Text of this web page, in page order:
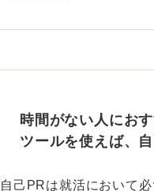
強みと企業ニーズ
し、貴社の□□の課題解
の部分もありますが、柔
が効果的です。
時間がない人におす
ツールを使えば、
自己PRは就活において